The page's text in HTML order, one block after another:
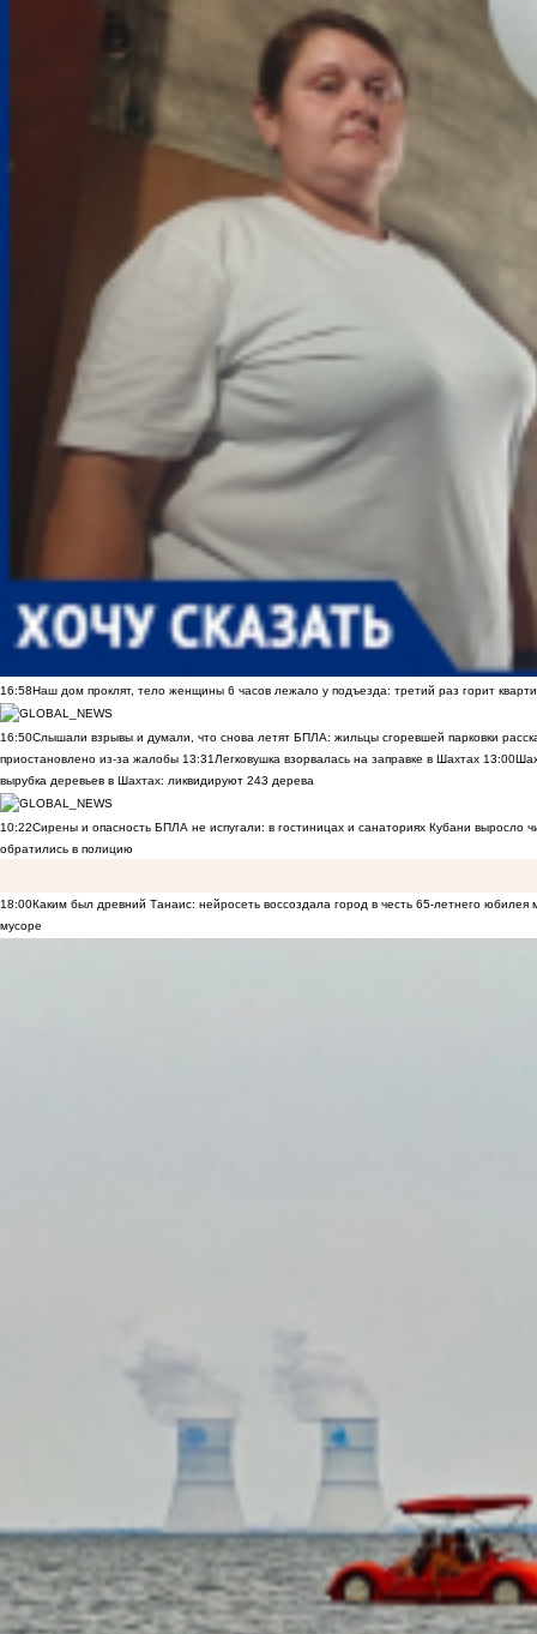
16:58Наш дом проклят, тело женщины 6 часов лежало у подъезда: третий раз горит
16:50Слышали взрывы и думали, что снова летят БПЛА: жильцы сгоревшей парковки
приостановлено из-за жалобы 13:31 Легковушка взорвалась на заправке в Шахтах 13:00
вырубка деревьев в Шахтах: ликвидируют 243 дерева
10:22Сирены и опасность БПЛА не испугали: в гостиницах и санаториях Кубани выросло
обратились в полицию
18:00Каким был древний Танаис: нейросеть воссоздала город в честь 65-летнего юбилея
мусоре